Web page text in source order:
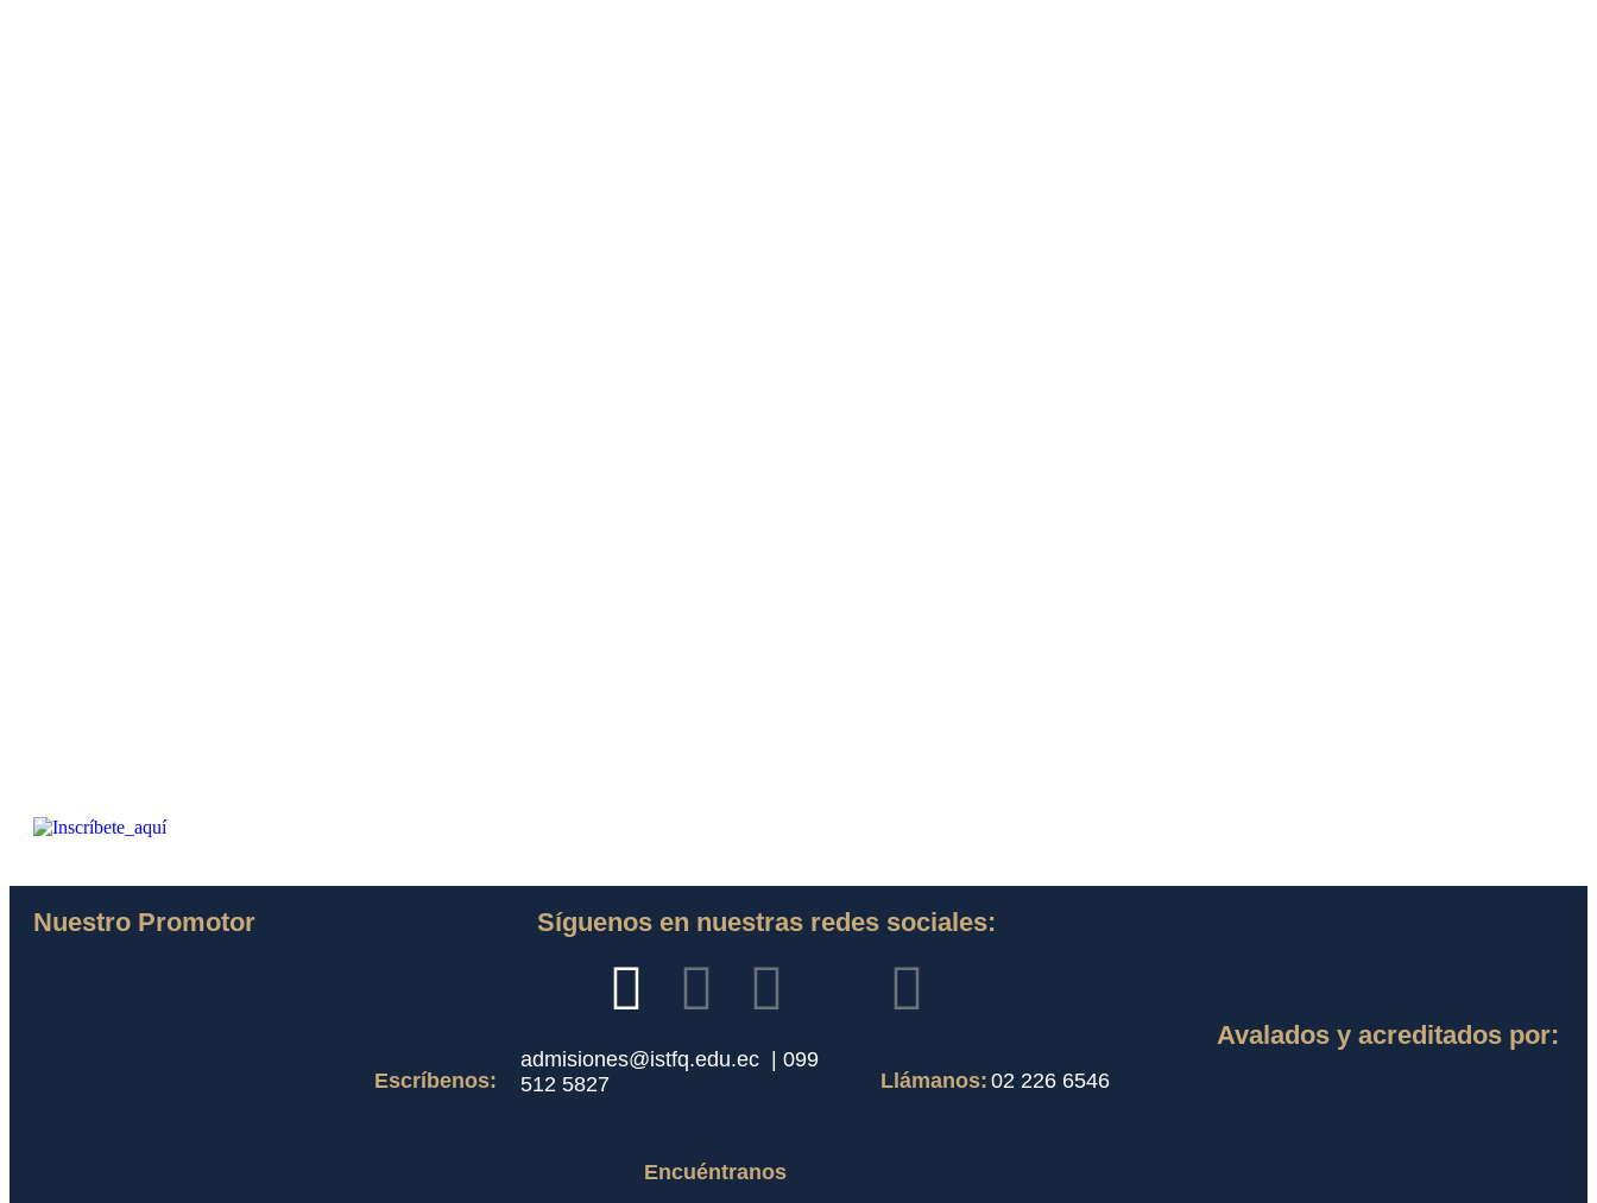
Nuestro Promotor Síguenos en nuestras redes sociales:
Escríbenos:
admisiones@istfq.edu.ec | 099
512 5827
Llámanos: 02 226 6546
Encuéntranos
Avalados y acreditados por: